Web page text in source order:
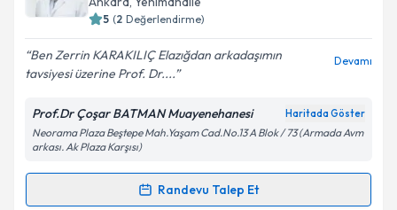
bilgilendireceğiz.
E-posta Adresiniz
Kişisel verilerimin işlenmesine ilişkinAydınlatma
Metni'ni okudum ve kişisel verilerimin belirtilen
kapsamda işlenmesini kabul ediyorum.
5 (2 Değerlendirme)
Ben Zerrin KARAKILIÇ Elazığdan arkadaşımın
tavsiyesi üzerine Prof. Dr....
Devamı
Prof.Dr Çoşar BATMAN Muayenehanesi Haritada Göster
Neorama Plaza Beştepe Mah.Yaşam Cad.No.13 A Blok / 73 (Armada Avm
arkası. Ak Plaza Karşısı)
Randevu Talep Et
Randevu Takvimi Talebi